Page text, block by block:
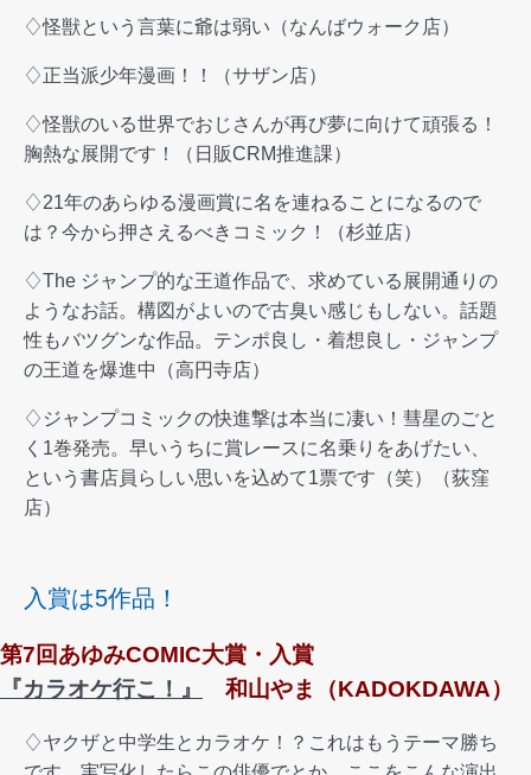
♢怪獣という言葉に爺は弱い（なんばウォーク店）
♢正当派少年漫画！！（サザン店）
♢怪獣のいる世界でおじさんが再び夢に向けて頑張る！
胸熱な展開です！（日販CRM推進課）
♢21年のあらゆる漫画賞に名を連ねることになるので
は？今から押さえるべきコミック！（杉並店）
♢The ジャンプ的な王道作品で、求めている展開通りの
ようなお話。構図がよいので古臭い感じもしない。話題
性もバツグンな作品。テンポ良し・着想良し・ジャンプ
の王道を爆進中（高円寺店）
♢ジャンプコミックの快進撃は本当に凄い！彗星のごと
く1巻発売。早いうちに賞レースに名乗りをあげたい、
という書店員らしい思いを込めて1票です（笑）（荻窪
店）
入賞は5作品！
第7回あゆみCOMIC大賞・入賞
『カラオケ行こ！』
和山やま（KADOKDAWA）
♢ヤクザと中学生とカラオケ！？これはもうテーマ勝ち